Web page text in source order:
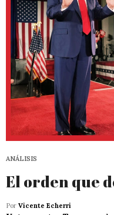
ANÁLISIS
El orden que
Por Vicente Echerri